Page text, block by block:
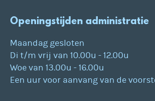
Openingstijden administratie
Maandag gesloten
Di t/m vrij van 10.00u - 12.00u
Woe van 13.00u - 16.00u
Een uur voor aanvang van de